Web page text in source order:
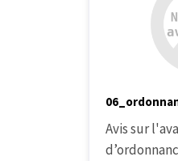
Avis sur